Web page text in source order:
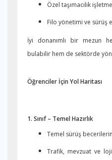
Özel taşımacılık
Filo yönetimi ve sürüş
İyi donanımlı bir mezun
bulabilir hem de sektörde
Öğrenciler İçin Yol Haritası
1. Sınıf – Temel Hazırlık
Temel sürüş
Trafik, mevzuat ve